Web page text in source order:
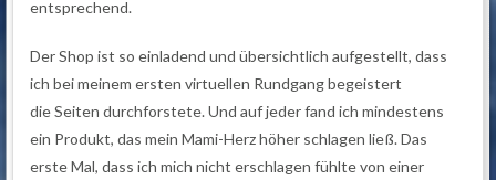
entsprechend.
Der Shop ist so einladend und übersichtlich aufgestellt, dass
ich bei meinem ersten virtuellen Rundgang begeistert
die Seiten durchforstete. Und auf jeder fand ich mindestens
ein Produkt, das mein Mami-Herz höher schlagen ließ. Das
erste Mal, dass ich mich nicht erschlagen fühlte von einer